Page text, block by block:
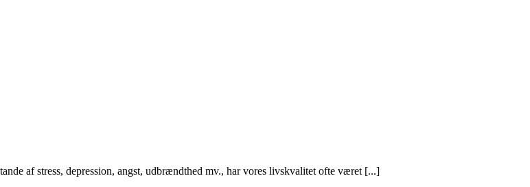
af stress, depression, angst, udbrændthed mv., har vores livskvalitet ofte været [...]